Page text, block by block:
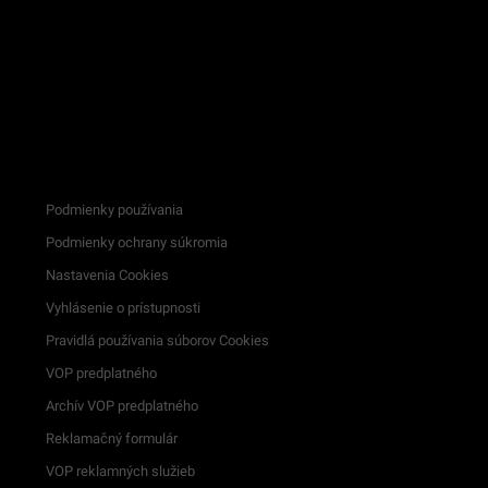
Podmienky používania
Podmienky ochrany súkromia
Nastavenia Cookies
Vyhlásenie o prístupnosti
Pravidlá používania súborov Cookies
VOP predplatného
Archív VOP predplatného
Reklamačný formulár
VOP reklamných služieb